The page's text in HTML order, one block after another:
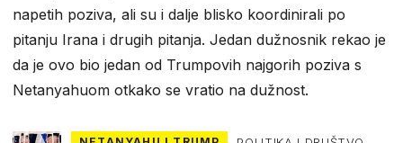
napetih poziva, ali su i dalje blisko koordinirali po
pitanju Irana i drugih pitanja. Jedan dužnosnik rekao je
da je ovo bio jedan od Trumpovih najgorih poziva s
Netanyahuom otkako se vratio na dužnost.